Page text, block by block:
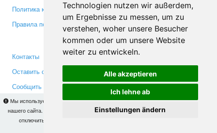
Technologien nutzen wir außerdem,
um Ergebnisse zu messen, um zu
verstehen, woher unsere Besucher
kommen oder um unsere Website
weiter zu entwickeln.
Alle akzeptieren
Ich lehne ab
Einstellungen ändern
Мы используем cookies для того, чтобы Вы могли использовать весь функционал
нашего сайта. На
Вы сможете узнать подробности и, при желании,
отключить использование cookies. Продолжая пользоваться сайтом, Вы
Политика конфиденциальности
Правила пользования
Инвесторам
Медиа
Контакты
Оставить отзыв
Сообщить об ошибке
Facebook
Twitter
YouTube
Google+